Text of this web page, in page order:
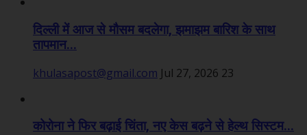
दिल्ली में आज से मौसम बदलेगा, झमाझम बारिश के साथ
तापमान...
khulasapost@gmail.com Jul 27, 2026 23
कोरोना ने फिर बढ़ाई चिंता, नए केस बढ़ने से हेल्थ सिस्टम...